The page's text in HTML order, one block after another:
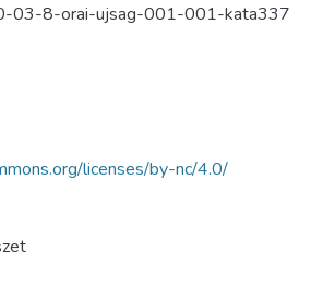
8-orai-ujsag-001-001-kata337
licenses/by-nc/4.0/